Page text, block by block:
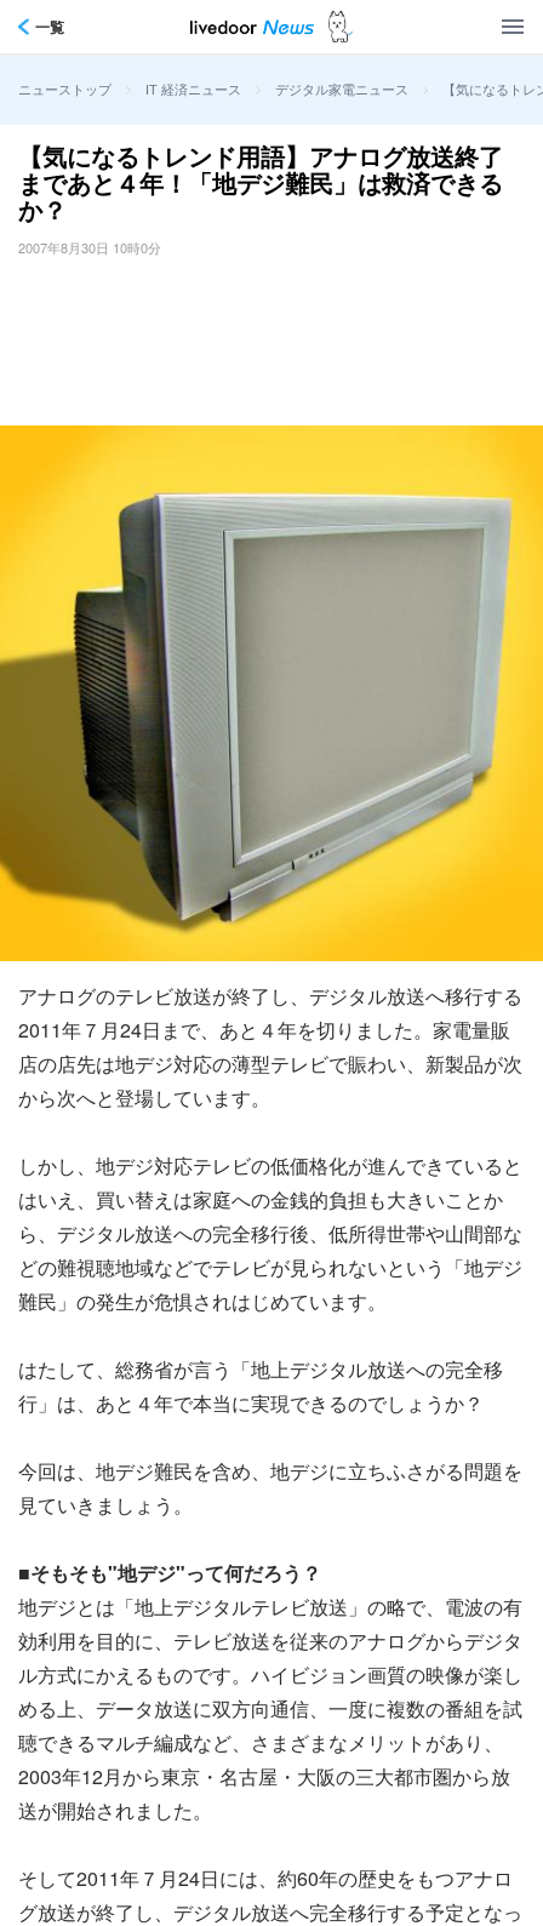
一覧
ニューストップ > IT 経済ニュース > デジタル家電ニュース > 【気になるト
【気になるトレンド用語】アナログ放送終了
まであと４年！「地デジ難民」は救済できる
か？
2007年8月30日 10時0分
アナログのテレビ放送が終了し、デジタル放送へ移行する
2011年７月24日まで、あと４年を切りました。家電量販
店の店先は地デジ対応の薄型テレビで賑わい、新製品が次
から次へと登場しています。
しかし、地デジ対応テレビの低価格化が進んできていると
はいえ、買い替えは家庭への金銭的負担も大きいことか
ら、デジタル放送への完全移行後、低所得世帯や山間部な
どの難視聴地域などでテレビが見られないという「地デジ
難民」の発生が危惧されはじめています。
はたして、総務省が言う「地上デジタル放送への完全移
行」は、あと４年で本当に実現できるのでしょうか？
今回は、地デジ難民を含め、地デジに立ちふさがる問題を
見ていきましょう。
■そもそも"地デジ"って何だろう？
地デジとは「地上デジタルテレビ放送」の略で、電波の有
効利用を目的に、テレビ放送を従来のアナログからデジタ
ル方式にかえるものです。ハイビジョン画質の映像が楽し
める上、データ放送に双方向通信、一度に複数の番組を試
聴できるマルチ編成など、さまざまなメリットがあり、
2003年12月から東京・名古屋・大阪の三大都市圏から放
送が開始されました。
そして2011年７月24日には、約60年の歴史をもつアナロ
グ放送が終了し、デジタル放送へ完全移行する予定となっ